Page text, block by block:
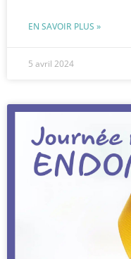
EN SAVOIR PLUS »
5 avril 2024